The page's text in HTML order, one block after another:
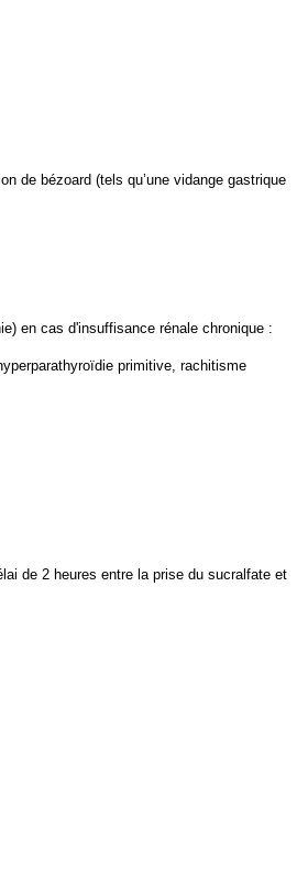
de bézoard (tels qu’une vidange gastrique
en cas d'insuffisance rénale chronique :
primitive, rachitisme
de 2 heures entre la prise du sucralfate et